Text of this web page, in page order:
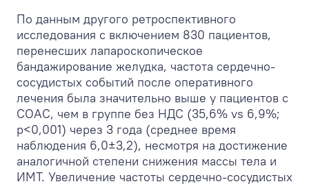
По данным другого ретроспективного
исследования с включением 830 пациентов,
перенесших лапароскопическое
бандажирование желудка, частота сердечно-
сосудистых событий после оперативного
лечения была значительно выше у пациентов с
СОАС, чем в группе без НДС (35,6% vs 6,9%;
р<0,001) через 3 года (среднее время
наблюдения 6,0±3,2), несмотря на достижение
аналогичной степени снижения массы тела и
ИМТ. Увеличение частоты сердечно-сосудистых